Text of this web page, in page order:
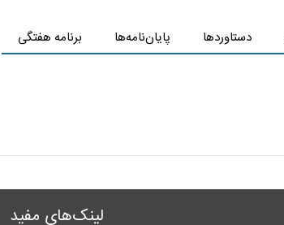
دستاوردها پایان‌نامه‌ها برنامه هفتگی
لینک‌های مفید